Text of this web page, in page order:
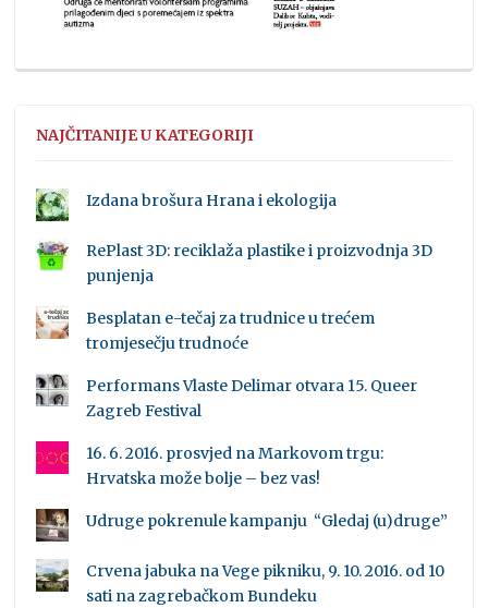
NAJČITANIJE U KATEGORIJI
Izdana brošura Hrana i ekologija
RePlast 3D: reciklaža plastike i proizvodnja 3D
punjenja
Besplatan e-tečaj za trudnice u trećem
tromjesečju trudnoće
Performans Vlaste Delimar otvara 15. Queer
Zagreb Festival
16. 6. 2016. prosvjed na Markovom trgu:
Hrvatska može bolje – bez vas!
Udruge pokrenule kampanju “Gledaj (u)druge”
Crvena jabuka na Vege pikniku, 9. 10. 2016. od 10
sati na zagrebačkom Bundeku